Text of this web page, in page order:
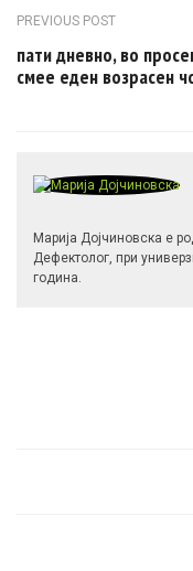
Post
PREVIOUS POST
пати дневно, во
смее еден возрасен
Марија Дојчиновска е
Дефектолог, при
година.